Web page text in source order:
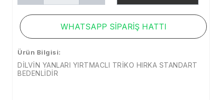
Denim
Kampanya
Aksesuar
WHATSAPP SİPARİŞ HATTI
Ürün Bilgisi:
DİLVİN YANLARI YIRTMACLI TRİKO HIRKA STANDART
BEDENLİDİR